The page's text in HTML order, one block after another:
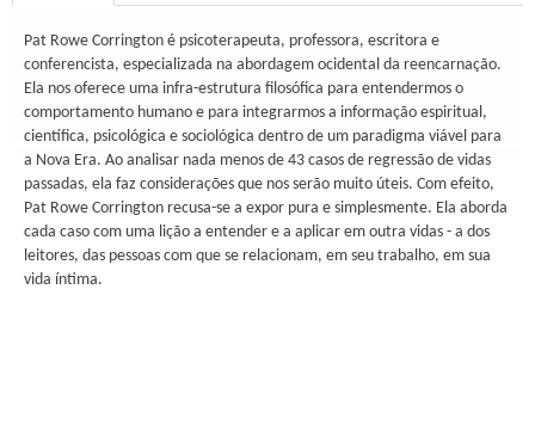
Pat Rowe Corrington é psicoterapeuta, professora, escritora e
conferencista, especializada na abordagem ocidental da reencarnação.
Ela nos oferece uma infra-estrutura filosófica para entendermos o
comportamento humano e para integrarmos a informação espiritual,
científica, psicológica e sociológica dentro de um paradigma viável para
a Nova Era. Ao analisar nada menos de 43 casos de regressão de vidas
passadas, ela faz considerações que nos serão muito úteis. Com efeito,
Pat Rowe Corrington recusa-se a expor pura e simplesmente. Ela aborda
cada caso com uma lição a entender e a aplicar em outra vidas - a dos
leitores, das pessoas com que se relacionam, em seu trabalho, em sua
vida íntima.